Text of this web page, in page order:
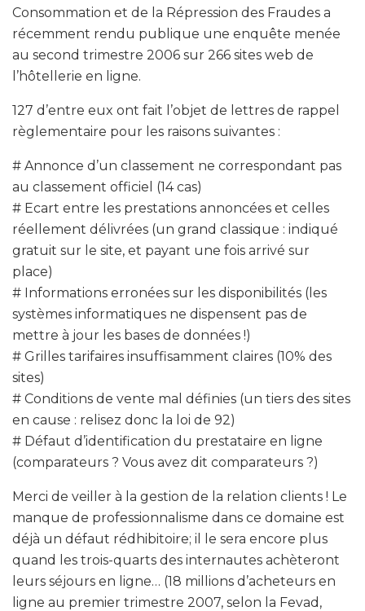
Consommation et de la Répression des Fraudes a
récemment rendu publique une enquête menée
au second trimestre 2006 sur 266 sites web de
l’hôtellerie en ligne.
127 d’entre eux ont fait l’objet de lettres de rappel
règlementaire pour les raisons suivantes :
# Annonce d’un classement ne correspondant pas
au classement officiel (14 cas)
# Ecart entre les prestations annoncées et celles
réellement délivrées (un grand classique : indiqué
gratuit sur le site, et payant une fois arrivé sur
place)
# Informations erronées sur les disponibilités (les
systèmes informatiques ne dispensent pas de
mettre à jour les bases de données !)
# Grilles tarifaires insuffisamment claires (10% des
sites)
# Conditions de vente mal définies (un tiers des sites
en cause : relisez donc la loi de 92)
# Défaut d’identification du prestataire en ligne
(comparateurs ? Vous avez dit comparateurs ?)
Merci de veiller à la gestion de la relation clients ! Le
manque de professionnalisme dans ce domaine est
déjà un défaut rédhibitoire; il le sera encore plus
quand les trois-quarts des internautes achèteront
leurs séjours en ligne… (18 millions d’acheteurs en
ligne au premier trimestre 2007, selon la Fevad,